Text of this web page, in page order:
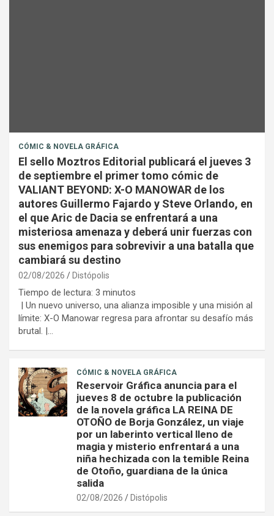
CÓMIC & NOVELA GRÁFICA
El sello Moztros Editorial publicará el jueves 3
de septiembre el primer tomo cómic de
VALIANT BEYOND: X-O MANOWAR de los
autores Guillermo Fajardo y Steve Orlando, en
el que Aric de Dacia se enfrentará a una
misteriosa amenaza y deberá unir fuerzas con
sus enemigos para sobrevivir a una batalla que
cambiará su destino
02/08/2026 Distópolis
Tiempo de lectura: 3 minutos
| Un nuevo universo, una alianza imposible y una misión al
límite: X-O Manowar regresa para afrontar su desafío más
brutal. |…
CÓMIC & NOVELA GRÁFICA
Reservoir Gráfica anuncia para el
jueves 8 de octubre la publicación
de la novela gráfica LA REINA DE
OTOÑO de Borja González, un viaje
por un laberinto vertical lleno de
magia y misterio enfrentará a una
niña hechizada con la temible Reina
de Otoño, guardiana de la única
salida
02/08/2026 Distópolis